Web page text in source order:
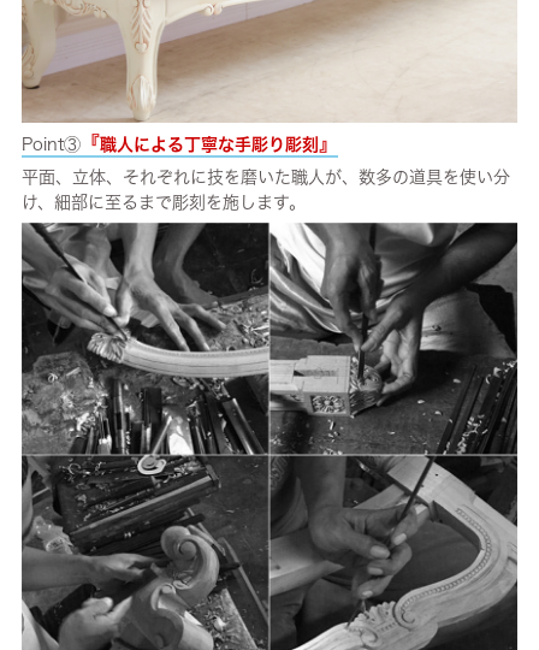
Point③『職人による丁寧な手彫り彫刻 』
平面、立体、それぞれに技を磨いた職人が、数多の道具を使い分
け、細部に至るまで彫刻を施します。